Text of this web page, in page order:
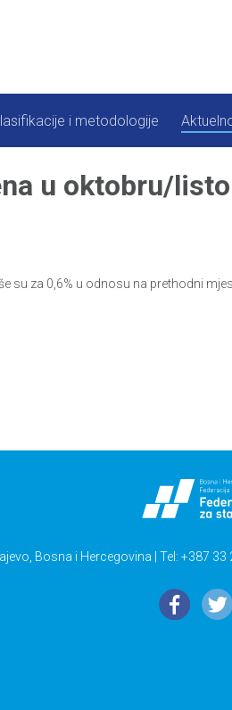
i metodologije
u oktobru/
su za 0,6% u odnosu na prethodni
Bosna i Hercegovina | Tel: +387 33